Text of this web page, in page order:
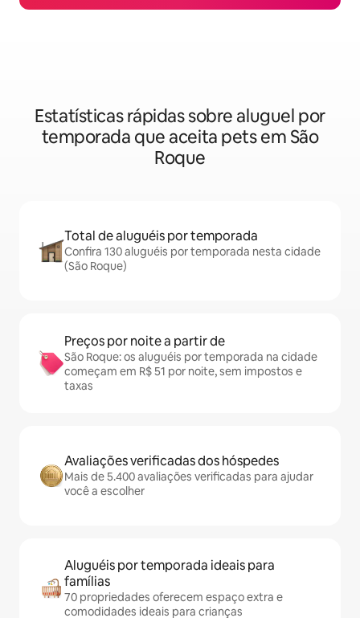
Estatísticas rápidas sobre aluguel por
temporada que aceita pets em São
Roque
Total de aluguéis por temporada
Confira 130 aluguéis por temporada nesta cidade
(São Roque)
Preços por noite a partir de
São Roque: os aluguéis por temporada na cidade
começam em R$ 51 por noite, sem impostos e
taxas
Avaliações verificadas dos hóspedes
Mais de 5.400 avaliações verificadas para ajudar
você a escolher
Aluguéis por temporada ideais para
famílias
70 propriedades oferecem espaço extra e
comodidades ideais para crianças